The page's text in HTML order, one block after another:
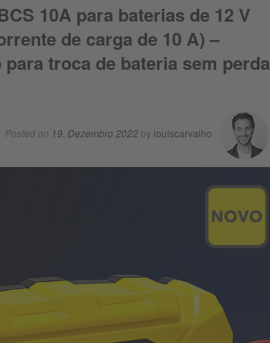
10A para baterias de 12 V
de carga de 10 A) –
troca de bateria sem perda
Posted on 19. Dezembro 2022by louiscarvalho